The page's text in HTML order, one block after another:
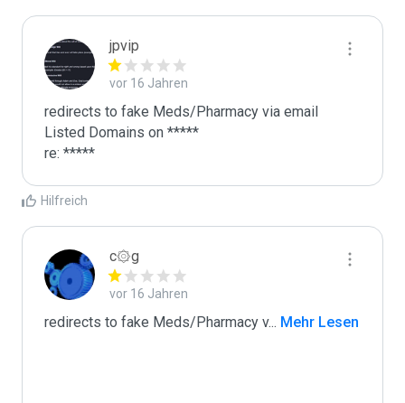
jpvip
vor 16 Jahren
redirects to fake Meds/Pharmacy via email
Listed Domains on *****
re: *****
Hilfreich
c۞g
vor 16 Jahren
redirects to fake Meds/Pharmacy v... Mehr Lesen